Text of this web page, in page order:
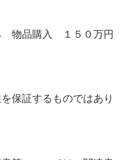
入 １５０万円
保証するものではあり